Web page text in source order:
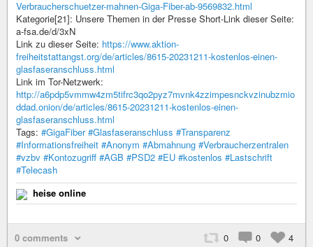
Verbraucherschuetzer-mahnen-Giga-Fiber-ab-9569832.html
Kategorie[21]: Unsere Themen in der Presse Short-Link dieser Seite:
a-fsa.de/d/3xN
Link zu dieser Seite: https://www.aktion-
freiheitstattangst.org/de/articles/8615-20231211-kostenlos-einen-
glasfaseranschluss.html
Link im Tor-Netzwerk:
http://a6pdp5vmmw4zm5tifrc3qo2pyz7mvnk4zzimpesnckvzinubzmio
ddad.onion/de/articles/8615-20231211-kostenlos-einen-
glasfaseranschluss.html
Tags: #GigaFiber #Glasfaseranschluss #Transparenz
#Informationsfreiheit #Anonym #Abmahnung #Verbraucherzentralen
#vzbv #Kontozugriff #AGB #PSD2 #EU #kostenlos #Lastschrift
#Telecash
heise online
0 comments 0 0 4